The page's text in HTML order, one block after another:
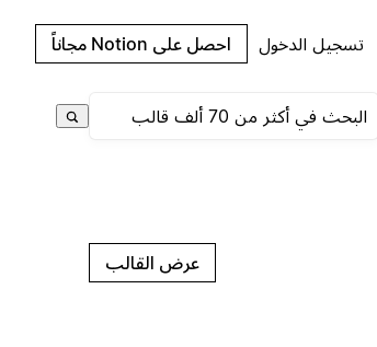
تسجيل الدخول احصل على Notion مجاناً
عرض القالب